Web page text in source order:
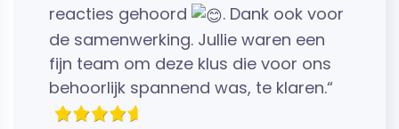
reacties gehoord
. Dank ook voor
de samenwerking. Jullie waren een
fijn team om deze klus die voor ons
behoorlijk spannend was, te klaren.“